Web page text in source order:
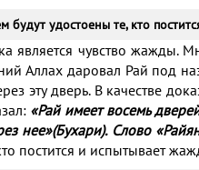
будут удостоены те, кто
является чувство жажды.
Аллах даровал Рай под
эту дверь. В качестве
«Рай имеет восемь
нее»(Бухари). Слово
постится и испытывает